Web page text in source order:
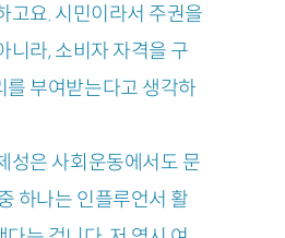
고요. 시민이라서 주권을
니라, 소비자 자격을 구
를 부여받는다고 생각하
성은 사회운동에서도 문
하나는 인플루언서 활